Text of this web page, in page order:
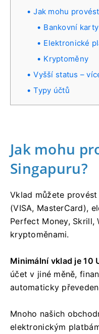
Jak mohu
Bankovní
Elektronické
Kryptoměny
Vyšší status –
Typy účtů
Jak mohu
Singapuru?
Vklad můžete
(VISA, MasterCard),
Perfect Money, Skrill,
kryptoměnami.
Minimální vklad je 10
účet v jiné měně,
automaticky
Mnoho našich
elektronickým